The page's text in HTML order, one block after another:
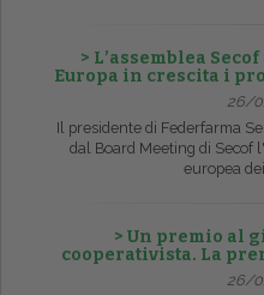
> L’assemblea
Europa in crescita i
26/
Il presidente di Federfarma
dal Board Meeting di Secof
europea
> Un premio al
cooperativista. La
26/